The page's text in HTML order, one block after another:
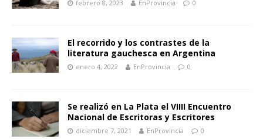
febrero 8, 2023 EnProvincia 0
El recorrido y los contrastes de la
literatura gauchesca en Argentina
enero 4, 2022 EnProvincia 0
Se realizó en La Plata el VIIII Encuentro
Nacional de Escritoras y Escritores
diciembre 7, 2021 EnProvincia 0